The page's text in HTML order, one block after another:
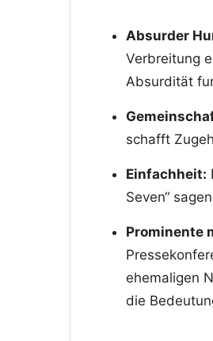
Absurder
Verbreitung
Absurdität
schafft
Einfachheit:
Seven“
Prominente
ehemaligen
die